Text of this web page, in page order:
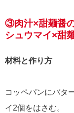
③肉汁×甜麺醤
シュウマイ×甜
材料と作り方
コッペパンにバタ
イ2個をはさむ。